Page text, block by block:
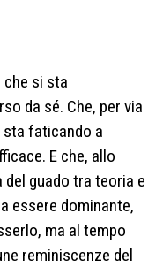
che si sta
da sé. Che, per via
faticando a
E che, allo
guado tra teoria e
essere dominante,
ma al tempo
reminiscenze del